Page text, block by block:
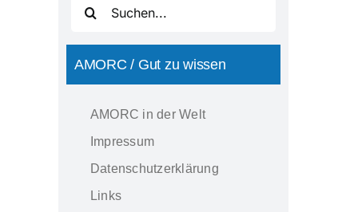
nach:
AMORC / Gut zu wissen
AMORC in der Welt
Impressum
Datenschutzerklärung
Links